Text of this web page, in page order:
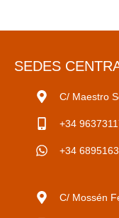
SEDES
C/ Maestro
+34
+34
C/ Mossén